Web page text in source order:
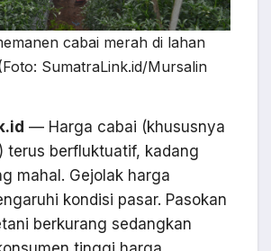
cabai merah di lahan
SumatraLink.id/Mursalin
— Harga cabai (khususnya
terus berfluktuatif, kadang
mahal. Gejolak harga
kondisi pasar. Pasokan
berkurang sedangkan